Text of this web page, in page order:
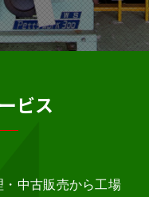
ビス
中古販売から工場